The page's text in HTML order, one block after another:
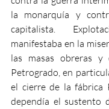
la monarquía y
capitalista.
manifestaba en la
las masas obreras
Petrogrado, en
el cierre de la fábrica
dependía el sustento